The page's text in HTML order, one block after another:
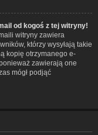
od kogoś z tej witryny!
witryny zawiera
którzy wysyłają takie
kopię otrzymanego e-
zawierają one
mógł podjąć